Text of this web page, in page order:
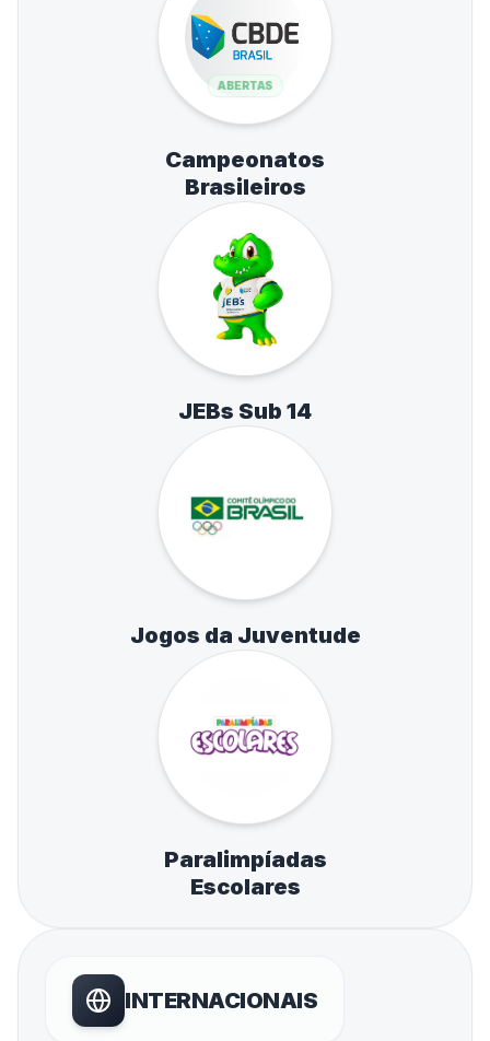
ABERTAS
Campeonatos
Brasileiros
JEBs Sub 14
Jogos da Juventude
Paralimpíadas
Escolares
INTERNACIONAIS